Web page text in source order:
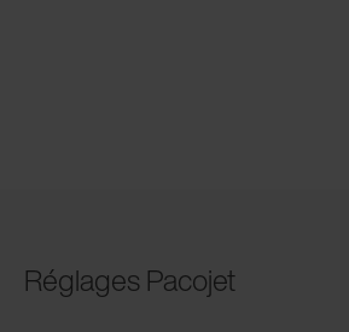
Réglages Pacojet